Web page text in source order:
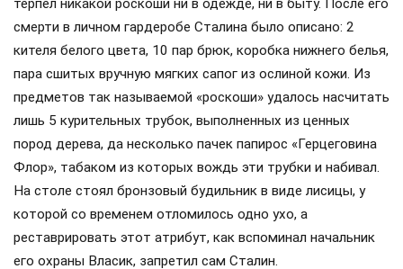
терпел никакой роскоши ни в одежде, ни в быту. После его
смерти в личном гардеробе Сталина было описано: 2
кителя белого цвета, 10 пар брюк, коробка нижнего белья,
пара сшитых вручную мягких сапог из ослиной кожи. Из
предметов так называемой «роскоши» удалось насчитать
лишь 5 курительных трубок, выполненных из ценных
пород дерева, да несколько пачек папирос «Герцеговина
Флор», табаком из которых вождь эти трубки и набивал.
На столе стоял бронзовый будильник в виде лисицы, у
которой со временем отломилось одно ухо, а
реставрировать этот атрибут, как вспоминал начальник
его охраны Власик, запретил сам Сталин.